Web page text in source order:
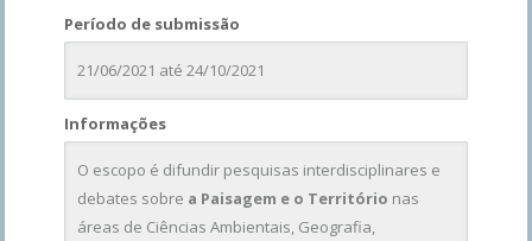
Período de submissão
21/06/2021 até 24/10/2021
Informações
O escopo é difundir pesquisas interdisciplinares e
debates sobre a Paisagem e o Território nas
áreas de Ciências Ambientais, Geografia,